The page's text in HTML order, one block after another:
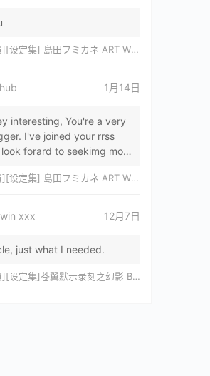
集] 島田フミカネ ART WORKS EXTRA Luminous Witches[DL]
1月14日
interesting, You're a very
I've joined your rrss
forard to seekimg mor
集] 島田フミカネ ART WORKS EXTRA Luminous Witches[DL]
xxx 12月7日
just what I needed.
]苍翼默示录刻之幻影 BLAZBLUE CHRONOPHANTASMA 公式設定資料集II